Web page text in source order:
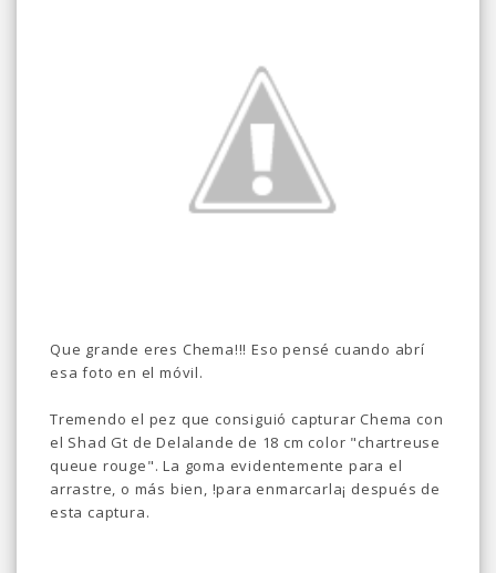
Que grande eres Chema!!! Eso pensé cuando abrí
esa foto en el móvil.
Tremendo el pez que consiguió capturar Chema con
el Shad Gt de Delalande de 18 cm color "chartreuse
queue rouge". La goma evidentemente para el
arrastre, o más bien, !para enmarcarla¡ después de
esta captura.